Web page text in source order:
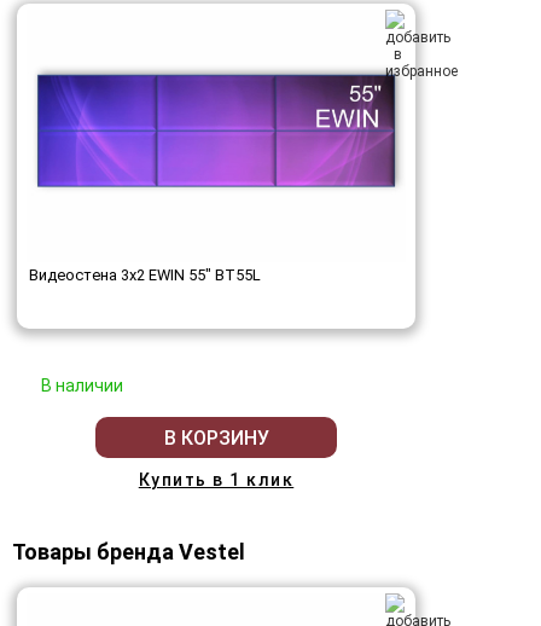
Видеостена 3x2 EWIN 55" BT55L
В наличии
В КОРЗИНУ
Купить в 1 клик
Товары бренда Vestel